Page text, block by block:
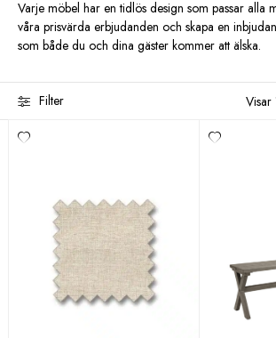
Varje möbel har en tidlös design som passar alla
våra prisvärda erbjudanden och skapa en
som både du och dina gäster kommer att älska.
Filter Visar
Sortera efter
Varumärke